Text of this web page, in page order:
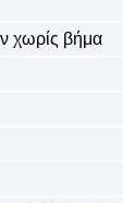
χωρίς βήμα